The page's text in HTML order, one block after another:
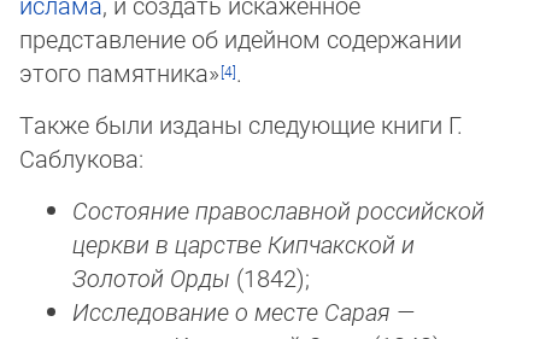
представление об идей­ном содер­жа­нии
этого памят­ни­ка»
.
Также были изданы следующие книги Г.
Саблукова:
Состояние православной российской
церкви в царстве Кипчакской и
Золотой Ор­ды (1842);
Исследование о месте Сарая —